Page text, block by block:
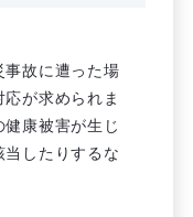
事故に遭った場
が求められま
康被害が生じ
当したりするな